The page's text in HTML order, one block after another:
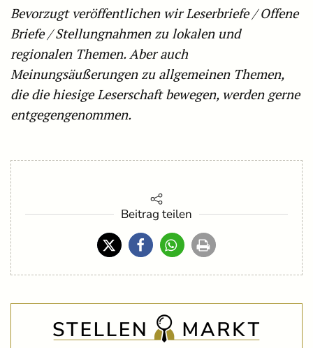
Bevorzugt veröffentlichen wir Leserbriefe / Offene
Briefe / Stellungnahmen zu lokalen und
regionalen Themen. Aber auch
Meinungsäußerungen zu allgemeinen Themen,
die die hiesige Leserschaft bewegen, werden gerne
entgegengenommen.
Beitrag teilen